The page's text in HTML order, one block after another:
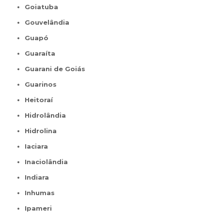
Goiatuba
Gouvelândia
Guapó
Guaraíta
Guarani de Goiás
Guarinos
Heitoraí
Hidrolândia
Hidrolina
Iaciara
Inaciolândia
Indiara
Inhumas
Ipameri